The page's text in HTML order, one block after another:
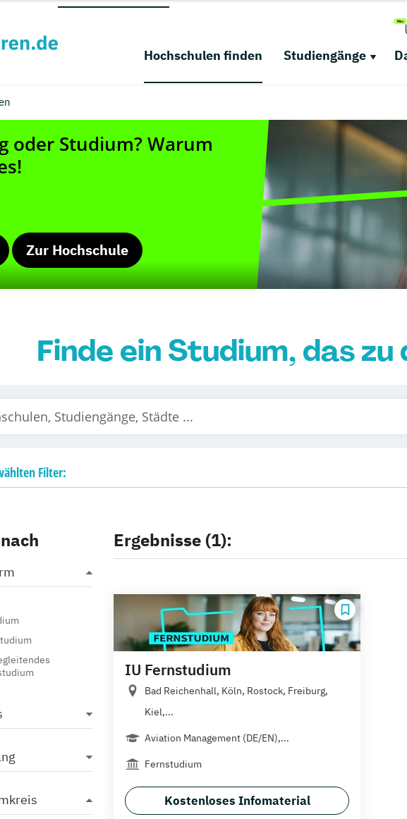
Hochschulen finden Studiengänge
Zur Hochschule
Finde ein Studium, das
Filter:
Ergebnisse (1):
IU Fernstudium
Bad Reichenhall, Köln, Rostock, Freiburg,
Kiel,...
Aviation Management (DE/EN),...
Fernstudium
Kostenloses Infomaterial